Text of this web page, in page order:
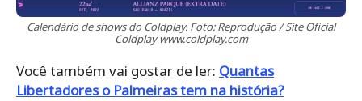
Calendário de shows do Coldplay. Foto: Reprodução / Site Oficial
Coldplay www.coldplay.com
Você também vai gostar de ler: Quantas
Libertadores o Palmeiras tem na história?